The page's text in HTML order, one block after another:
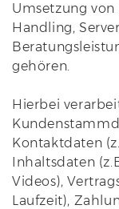
Umsetzung
Handling,
gehören.
Hierbei
Kontaktdaten
Inhaltsdaten
Videos),
Laufzeit),